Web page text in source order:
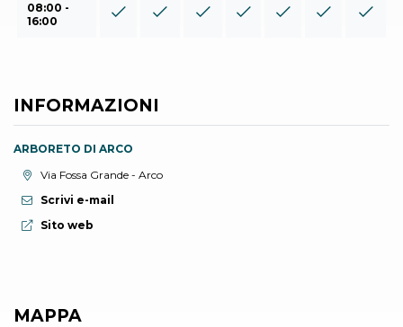
08:00 -
16:00
INFORMAZIONI
ARBORETO DI ARCO
Località:Via Fossa Grande - Arco
Scrivi e-mail
Sito web:
Sito web
MAPPA